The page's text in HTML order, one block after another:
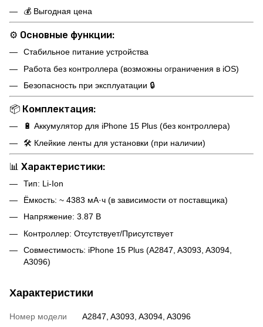
💰 Выгодная цена
⚙️ Основные функции:
Стабильное питание устройства
Работа без контроллера (возможны ограничения в iOS)
Безопасность при эксплуатации 🔒
📦 Комплектация:
🔋 Аккумулятор для iPhone 15 Plus (без контроллера)
🛠 Клейкие ленты для установки (при наличии)
📊 Характеристики:
Тип: Li-Ion
Ёмкость: ~ 4383 мА·ч (в зависимости от поставщика)
Напряжение: 3.87 В
Контроллер: Отсутствует/Присутствует
Совместимость: iPhone 15 Plus (A2847, A3093, A3094,
A3096)
Характеристики
Номер модели
A2847, A3093, A3094, A3096